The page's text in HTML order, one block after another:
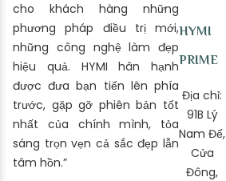
cho khách hàng những
phương pháp điều trị mới,
những công nghệ làm đẹp
hiệu quả. HYMI hân hạnh
được đưa bạn tiến lên phía
trước, gặp gỡ phiên bản tốt
nhất của chính mình, tỏa
sáng trọn vẹn cả sắc đẹp lẫn
tâm hồn.”
HYMI
PRIME
Địa chỉ:
91B Lý
Nam Đế,
Cửa
Đông,